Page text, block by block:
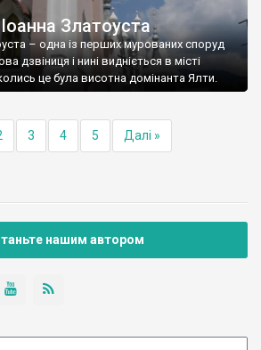
Златоуста
– одна із перших мурованих споруд
дзвіниця і нині видніється в місті
це була висотна домінанта Ялти.
3 4 5 Далі »
нашим автором